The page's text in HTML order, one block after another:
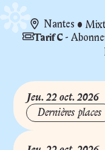
Nantes •
Tarif C -
Jeu. 22 oct. 2026
Dernières places